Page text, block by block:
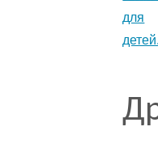
для
детей.